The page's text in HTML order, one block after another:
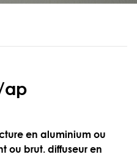
ap
en aluminium ou
ou brut. diffuseur en